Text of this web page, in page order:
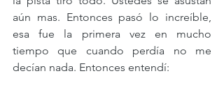
aún mas. Entonces pasó lo increíble,
esa fue la primera vez en mucho
tiempo que cuando perdía no me
decían nada. Entonces entendí: